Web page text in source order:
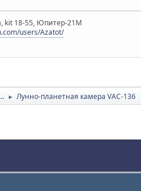
kit 18-55, Юпитер-21М
users/Azatot/
► Лунно-планетная камера VAC-136